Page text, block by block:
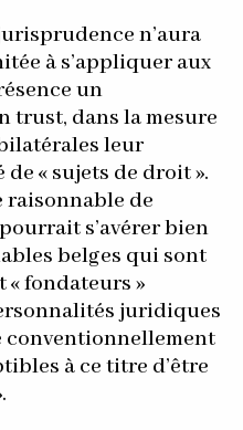
n’aura
à s’appliquer aux
un
trust, dans la mesure
leur
« sujets de droit ».
de
s’avérer bien
belges qui sont
« fondateurs »
juridiques
conventionnellement
à ce titre d’être